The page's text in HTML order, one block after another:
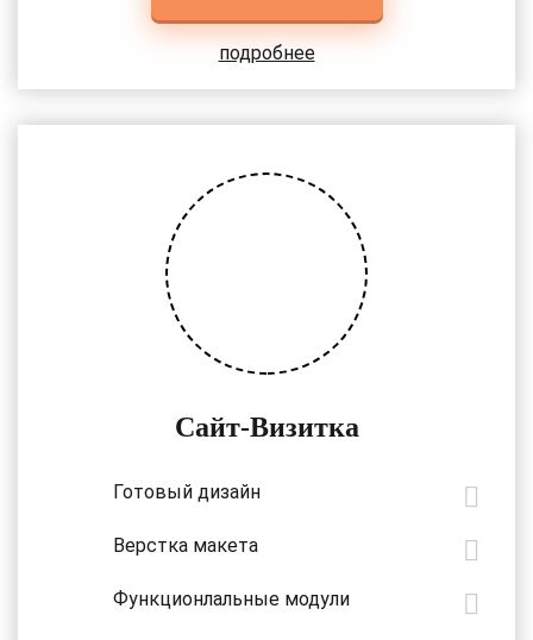
подробнее
Сайт-Визитка
Готовый дизайн
Верстка макета
Функционлальные модули